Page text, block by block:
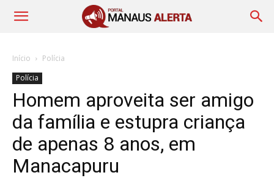
Início
Polícia
Polícia
Homem aproveita ser amigo
da família e estupra criança
de apenas 8 anos, em
Manacapuru